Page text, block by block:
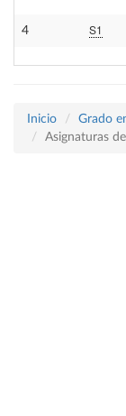
4 S1
Inicio
Grado
Asignaturas